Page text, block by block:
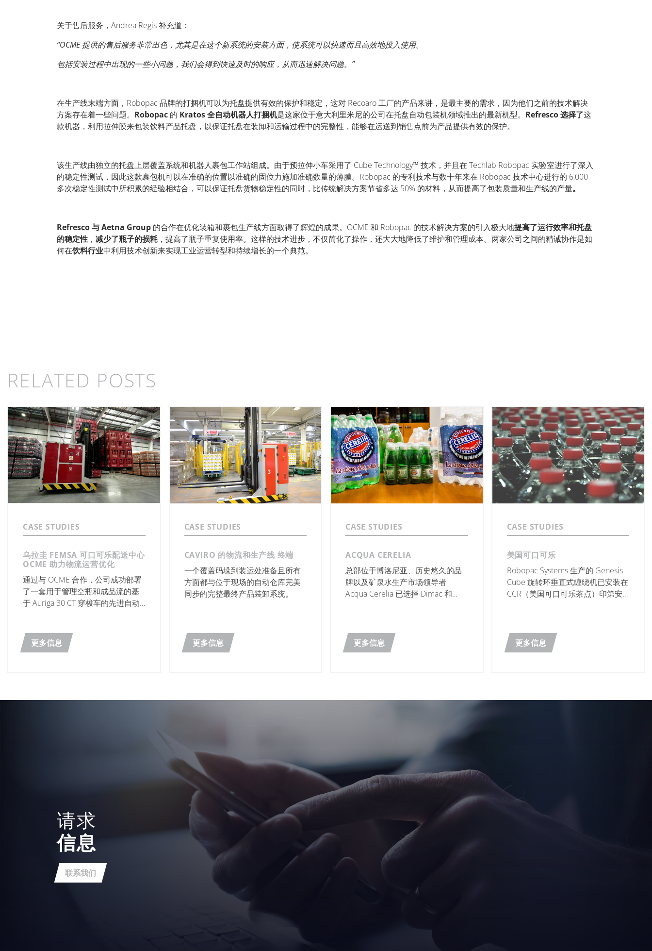
关于售后服务， Andrea Regis补充道：
“OCME提供的售后服务非常出色，尤其是在这个新系统的安装方面，使系统可以快速而且高效地投入使用。
包括安装过程中出现的一些小问题，我们会得到快速及时的响应，从而迅速解决问题。”
在生产线末端方面， Robopac 品牌的打捆机可以为托盘提供有效的保护和稳定，这对 Recoaro工厂的产品来讲，是最主要的需求，因为他们之前的技术解决
方案存在着一些问题。 Robopac 的 Kratos全自动机器人打捆机是这家位于意大利里米尼的公司在托盘自动包装机领域推出的最新机型。 Refresco选择了这
款机器，利用拉伸膜来包装饮料产品托盘，以保证托盘在装卸和运输过程中的完整性，能够在运送到销售点前为产品提供有效的保护。
该生产线由独立的托盘上层覆盖系统和机器人裹包工作站组成。由于预拉伸小车采用了 Cube Technology™ 技术，并且在 Techlab Robopac 实验室进行了深入
的稳定性测试，因此这款裹包机可以在准确的位置以准确的固位力施加准确数量的薄膜。 Robopac 的专利技术与数十年来在 Robopac 技术中心进行的 6,000
多次稳定性测试中所积累的经验相结合，可以保证托盘货物稳定性的同时，比传统解决方案节省多达 50% 的材料，从而提高了包装质量和生产线的产量。
Refresco与Aetna Group 的合作在优化装箱和裹包生产线方面取得了辉煌的成果。 OCME 和 Robopac 的技术解决方案的引入极大地提高了运行效率和托盘
的稳定性 ， 减少了瓶子的损耗 ，提高了瓶子重复使用率。这样的技术进步，不仅简化了操作，还大大地降低了维护和管理成本。两家公司之间的精诚协作是如
何在饮料行业中利用技术创新来实现工业运营转型和持续增长的一个典范。
RELATED POSTS
CASE STUDIES
乌拉圭 FEMSA 可口可乐配送中心
OCME 助力物流运营优化
通过与 OCME 合作，公司成功部署
了一套用于管理空瓶和成品流的基
于 Auriga 30 CT 穿梭车的先进自动
更多信息
CASE STUDIES
CAVIRO 的物流和生产线 终端
一个覆盖码垛到装运处准备且所有
方面都与位于现场的自动仓库完美
同步的完整最终产品装卸系统。
更多信息
CASE STUDIES
ACQUA CERELIA
总部位于博洛尼亚、历史悠久的品
牌以及矿泉水生产市场领导者
Acqua Cerelia 已选择 Dimac 和
更多信息
CASE STUDIES
美国可口可乐
Robopac Systems 生产的 Genesis
Cube 旋转环垂直式缠绕机已安装在
CCR（美国可口可乐茶点）印第安
更多信息
请求
信息
联系我们